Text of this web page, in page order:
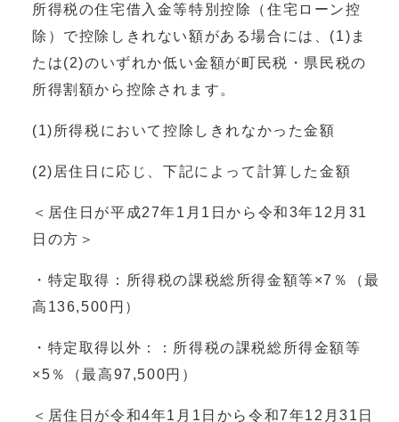
所得税の住宅借入金等特別控除（住宅ローン控
除）で控除しきれない額がある場合には、(1)ま
たは(2)のいずれか低い金額が町民税・県民税の
所得割額から控除されます。
(1)所得税において控除しきれなかった金額
(2)居住日に応じ、下記によって計算した金額
＜居住日が平成27年1月1日から令和3年12月31
日の方＞
・特定取得：所得税の課税総所得金額等×7％（最
高136,500円）
・特定取得以外：：所得税の課税総所得金額等
×5％（最高97,500円）
＜居住日が令和4年1月1日から令和7年12月31日